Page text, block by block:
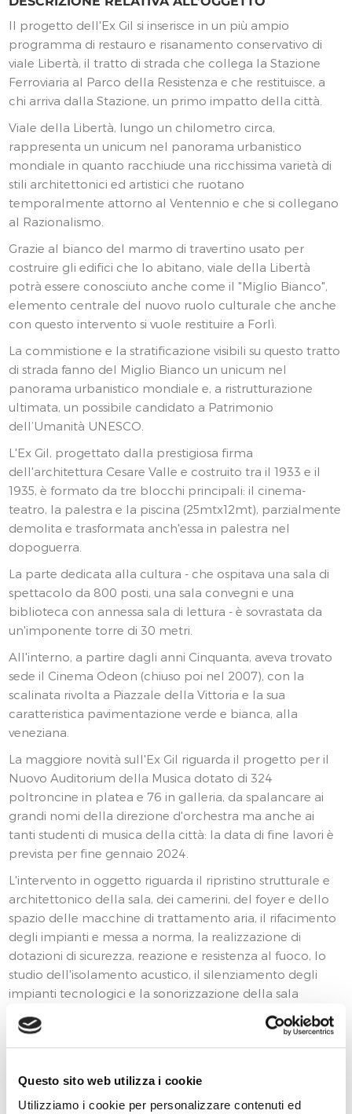
Questo sito web utilizza i cookie
Utilizziamo i cookie per personalizzare contenuti ed
Il progetto dell'Ex Gil si inserisce in un più ampio
programma di restauro e risanamento conservativo di
viale Libertà, il tratto di strada che collega la Stazione
Ferroviaria al Parco della Resistenza e che restituisce, a
chi arriva dalla Stazione, un primo impatto della città.
Viale della Libertà, lungo un chilometro circa,
rappresenta un unicum nel panorama urbanistico
mondiale in quanto racchiude una ricchissima varietà di
stili architettonici ed artistici che ruotano
temporalmente attorno al Ventennio e che si collegano
al Razionalismo.
Grazie al bianco del marmo di travertino usato per
costruire gli edifici che lo abitano, viale della Libertà
potrà essere conosciuto anche come il "Miglio Bianco",
elemento centrale del nuovo ruolo culturale che anche
con questo intervento si vuole restituire a Forlì.
La commistione e la stratificazione visibili su questo tratto
di strada fanno del Miglio Bianco un unicum nel
panorama urbanistico mondiale e, a ristrutturazione
ultimata, un possibile candidato a Patrimonio
dell’Umanità UNESCO.
L'Ex Gil, progettato dalla prestigiosa firma
dell'architettura Cesare Valle e costruito tra il 1933 e il
1935, è formato da tre blocchi principali: il cinema-
teatro, la palestra e la piscina (25mtx12mt), parzialmente
demolita e trasformata anch'essa in palestra nel
dopoguerra.
La parte dedicata alla cultura - che ospitava una sala di
spettacolo da 800 posti, una sala convegni e una
biblioteca con annessa sala di lettura - è sovrastata da
un'imponente torre di 30 metri.
All'interno, a partire dagli anni Cinquanta, aveva trovato
sede il Cinema Odeon (chiuso poi nel 2007), con la
scalinata rivolta a Piazzale della Vittoria e la sua
caratteristica pavimentazione verde e bianca, alla
veneziana.
La maggiore novità sull'Ex Gil riguarda il progetto per il
Nuovo Auditorium della Musica dotato di 324
poltroncine in platea e 76 in galleria, da spalancare ai
grandi nomi della direzione d'orchestra ma anche ai
tanti studenti di musica della città: la data di fine lavori è
prevista per fine gennaio 2024.
L'intervento in oggetto riguarda il ripristino strutturale e
architettonico della sala, dei camerini, del foyer e dello
spazio delle macchine di trattamento aria, il rifacimento
degli impianti e messa a norma, la realizzazione di
dotazioni di sicurezza, reazione e resistenza al fuoco, lo
studio dell'isolamento acustico, il silenziamento degli
impianti tecnologici e la sonorizzazione della sala
Nello specifico, si segnalano tra i lavori: fornitura e
quinte per fondo palco, dotazione e montaggio di pareti